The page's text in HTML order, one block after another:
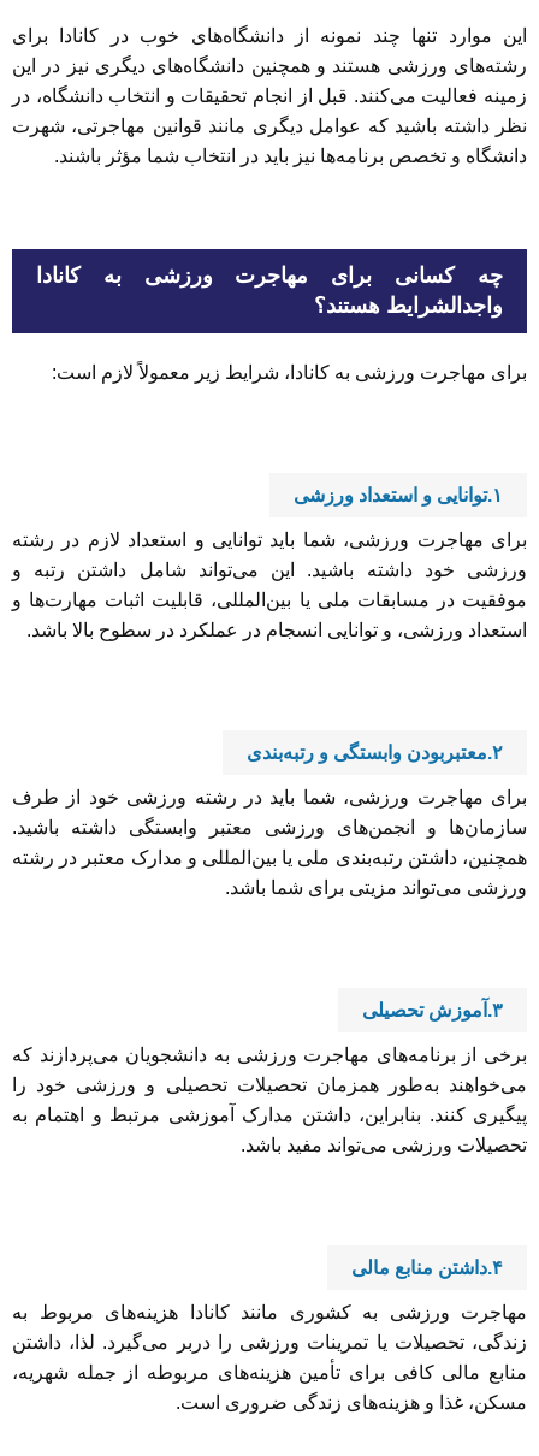
این موارد تنها چند نمونه از دانشگاه‌های خوب در کانادا برای
رشته‌های ورزشی هستند و همچنین دانشگاه‌های دیگری نیز در این
زمینه فعالیت می‌کنند. قبل از انجام تحقیقات و انتخاب دانشگاه، در
نظر داشته باشید که عوامل دیگری مانند قوانین مهاجرتی، شهرت
دانشگاه و تخصص برنامه‌ها نیز باید در انتخاب شما مؤثر باشند.
چه کسانی برای مهاجرت ورزشی به کانادا
واجدالشرایط هستند؟
برای مهاجرت ورزشی به کانادا، شرایط زیر معمولاً لازم است:
۱.توانایی و استعداد ورزشی
برای مهاجرت ورزشی، شما باید توانایی و استعداد لازم در رشته
ورزشی خود داشته باشید. این می‌تواند شامل داشتن رتبه و
موفقیت در مسابقات ملی یا بین‌المللی، قابلیت اثبات مهارت‌ها و
استعداد ورزشی، و توانایی انسجام در عملکرد در سطوح بالا باشد.
۲.معتبربودن وابستگی و رتبه‌بندی
برای مهاجرت ورزشی، شما باید در رشته ورزشی خود از طرف
سازمان‌ها و انجمن‌های ورزشی معتبر وابستگی داشته باشید.
همچنین، داشتن رتبه‌بندی ملی یا بین‌المللی و مدارک معتبر در رشته
ورزشی می‌تواند مزیتی برای شما باشد.
۳.آموزش تحصیلی
برخی از برنامه‌های مهاجرت ورزشی به دانشجویان می‌پردازند که
می‌خواهند به‌طور همزمان تحصیلات تحصیلی و ورزشی خود را
پیگیری کنند. بنابراین، داشتن مدارک آموزشی مرتبط و اهتمام به
تحصیلات ورزشی می‌تواند مفید باشد.
۴.داشتن منابع مالی
مهاجرت ورزشی به کشوری مانند کانادا هزینه‌های مربوط به
زندگی، تحصیلات یا تمرینات ورزشی را دربر می‌گیرد. لذا، داشتن
منابع مالی کافی برای تأمین هزینه‌های مربوطه از جمله شهریه،
مسکن، غذا و هزینه‌های زندگی ضروری است.